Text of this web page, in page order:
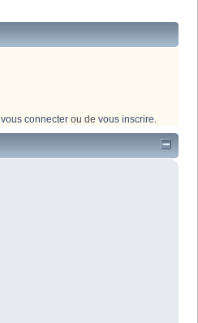
vous connecter ou de vous inscrire.